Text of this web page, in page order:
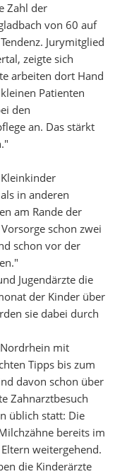
Zahl der
von 60 auf
Jurymitglied
zeigte sich
arbeiten dort Hand
Patienten
den
an. Das stärkt
in anderen
am Rande der
schon zwei
schon vor der
Jugendärzte die
der Kinder über
sie dabei durch
mit
Tipps bis zum
davon schon über
Zahnarztbesuch
üblich statt: Die
bereits im
weitergehend.
die Kinderärzte